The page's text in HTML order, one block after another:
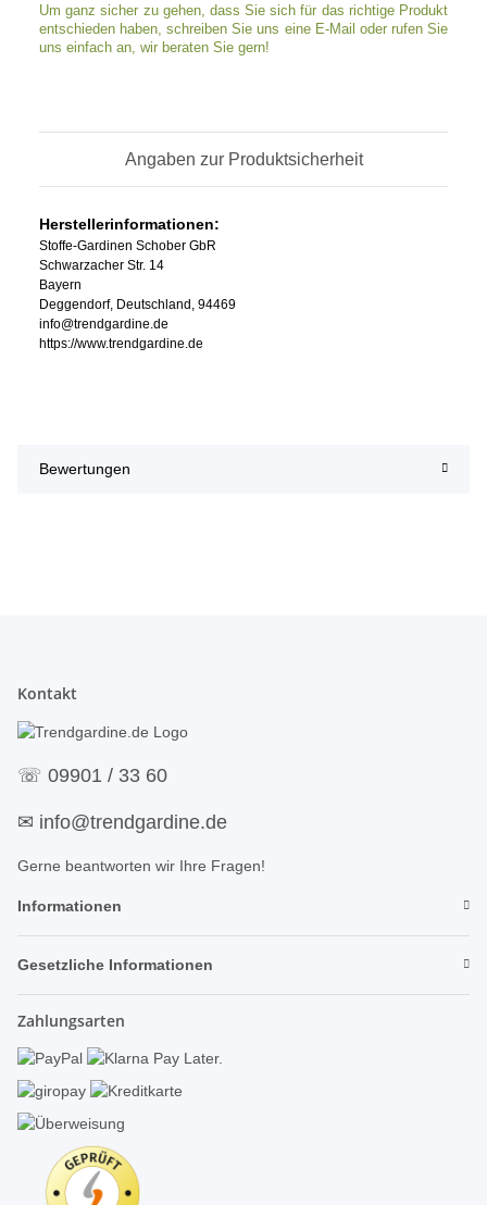
Um ganz sicher zu gehen, dass Sie sich für das richtige Produkt
entschieden haben, schreiben Sie uns eine E-Mail oder rufen Sie
uns einfach an, wir beraten Sie gern!
Angaben zur Produktsicherheit
Herstellerinformationen:
Stoffe-Gardinen Schober GbR
Schwarzacher Str. 14
Bayern
Deggendorf, Deutschland, 94469
info@trendgardine.de
https://www.trendgardine.de
Bewertungen
Kontakt
☏ 09901 / 33 60
✉ info@trendgardine.de
Gerne beantworten wir Ihre Fragen!
Informationen
Gesetzliche Informationen
Zahlungsarten